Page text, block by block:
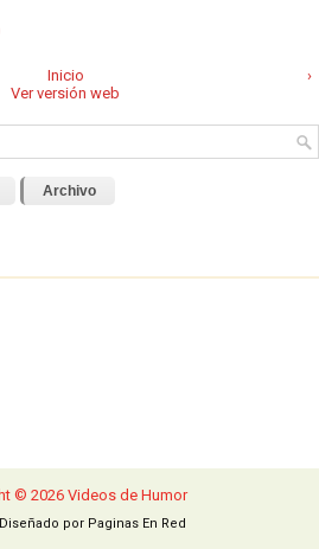
›
Inicio
Ver versión web
Archivo
© 2026 Videos de Humor
por Paginas En Red